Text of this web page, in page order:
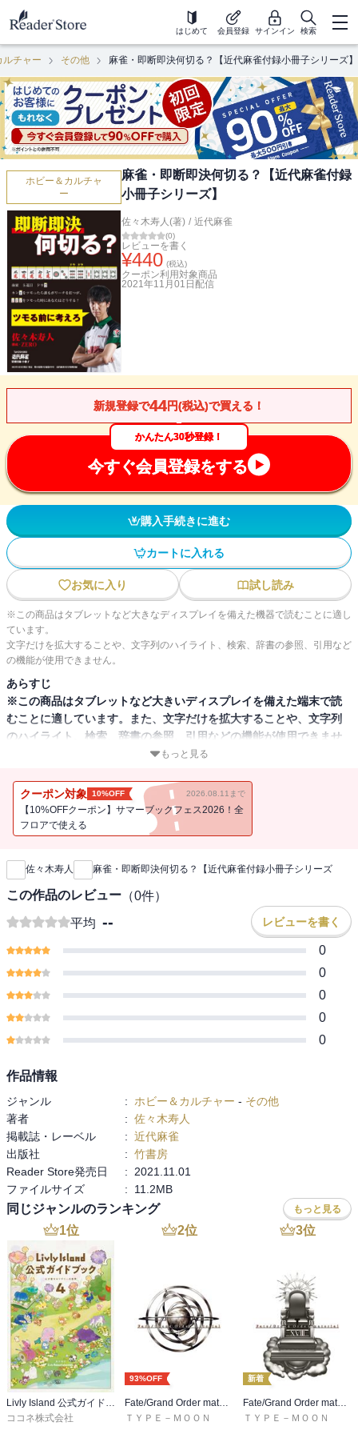
はじめて 会員登録 サインイン 検索
ルチャー その他 麻雀・即断即決何切る？【近代麻雀付録小冊子シリーズ】
ホビー＆カルチャ
ー
麻雀・即断即決何切る？【近代麻雀付録
小冊子シリーズ】
佐々木寿人(著) / 近代麻雀
(0)
レビューを書く
¥440 (税込)
クーポン利用対象商品
2021年11月01日 配信
新規登録で44円(税込)で買える！
かんたん30秒登録！
今すぐ会員登録をする
購入手続きに進む
カートに入れる
お気に入り 試し読み
※この商品はタブレットなど大きなディスプレイを備えた機器で読むことに適し
ています。
文字だけを拡大することや、文字列のハイライト、検索、辞書の参照、引用など
の機能が使用できません。
あらすじ
※この商品はタブレットなど大きいディスプレイを備えた端末で読
むことに適しています。また、文字だけを拡大することや、文字列
のハイライト、検索、辞書の参照、引用などの機能が使用できませ
近代麻雀2021年5月号付録小冊子。Mリーガー佐々木寿人が明かすノ
ータイム打法の秘策。テンパイやイーシャンテンの長考の間で手牌
を読まれるのはもうこりごり。こんなときはこうしようと決めてお
の考えている時間を利用して思考できるようになる。文はMリーグ観
戦記事でおなじみのZERO。
※この商品は近代麻雀 2021年5月号付録を電子化したものになりま
す。紙のものとほぼ同内容になりますので購入の際はお気を付けく
ださい。
もっと見る
クーポン対象 10%OFF 2026.08.11まで
【10%OFFクーポン】サマーブックフェス2026！全
フロアで使える
新刊通知
佐々木寿人 麻雀・即断即決何切る？【近代麻雀付録小冊子シリーズ
この作品のレビュー （0件）
平均 -- レビューを書く
0
0
0
0
0
作品情報
ジャンル : ホビー＆カルチャー - その他
著者
: 佐々木寿人
掲載誌・レーベル
: 近代麻雀
出版社
: 竹書房
Reader Store発売日
:
2021.11.01
ファイルサイズ
: 11.2MB
同じジャンルのランキング もっと見る
1位
Livly Island 公式ガイドブック４ 心が重なるリヴリーの世界【プロダクトコード付き】
ココネ株式会社
2位
93%OFF
Fate/Grand Order material I
ＴＹＰＥ－ＭＯＯＮ
3位
新着
Fate/Grand Order material XVIII
ＴＹＰＥ－ＭＯＯＮ